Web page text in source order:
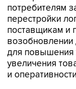
потребителям
перестройки
поставщикам и
возобновлении
для повышения
увеличения
и